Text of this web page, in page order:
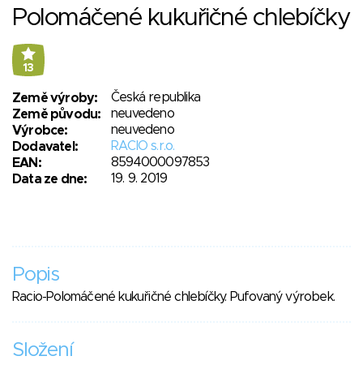
Polomáčené kukuřičné chlebíčky
13
Země výroby:
Česká republika
Země původu:
neuvedeno
Výrobce:
neuvedeno
Dodavatel:
RACIO s.r.o.
EAN:
8594000097853
Data ze dne:
19. 9. 2019
Popis
Racio-Polomáčené kukuřičné chlebíčky. Pufovaný výrobek.
Složení